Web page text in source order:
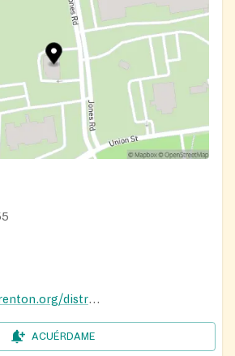
http://www.svdptrenton.org/districts/burlington-county
ACUÉRDAME